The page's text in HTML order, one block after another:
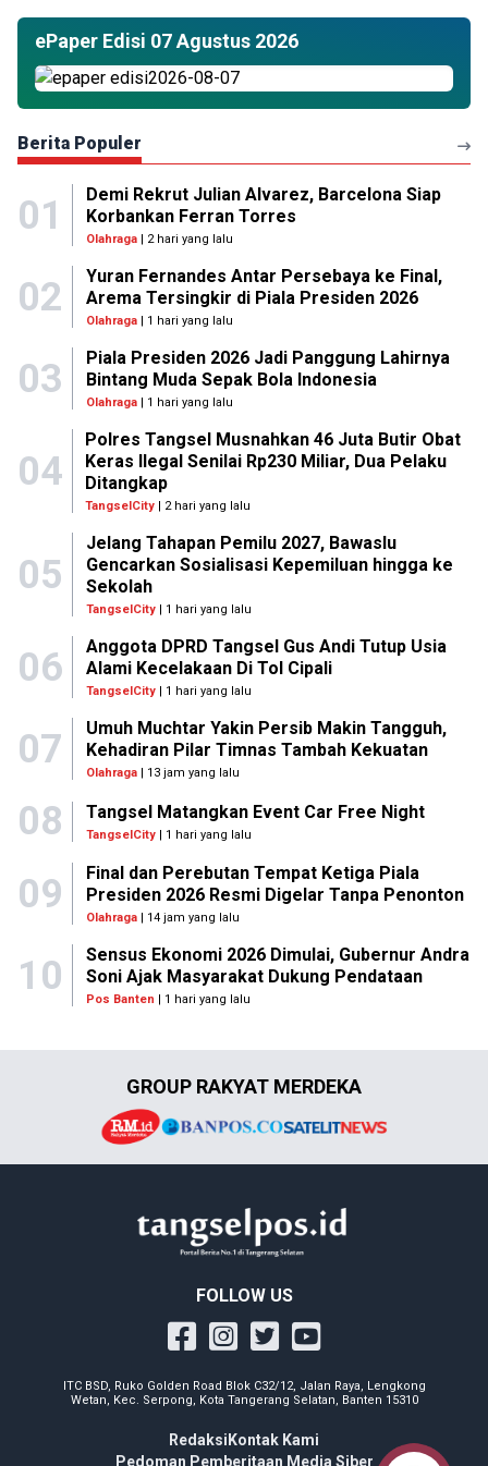
ePaper Edisi 07 Agustus 2026
Berita Populer
01
Demi Rekrut Julian Alvarez, Barcelona Siap
Korbankan Ferran Torres
Olahraga| 2 hari yang lalu
02
Yuran Fernandes Antar Persebaya ke Final,
Arema Tersingkir di Piala Presiden 2026
Olahraga| 1 hari yang lalu
03
Piala Presiden 2026 Jadi Panggung Lahirnya
Bintang Muda Sepak Bola Indonesia
Olahraga| 1 hari yang lalu
04
Polres Tangsel Musnahkan 46 Juta Butir Obat
Keras Ilegal Senilai Rp230 Miliar, Dua Pelaku
Ditangkap
TangselCity | 2 hari yang lalu
05
Jelang Tahapan Pemilu 2027, Bawaslu
Gencarkan Sosialisasi Kepemiluan hingga ke
Sekolah
TangselCity| 1 hari yang lalu
06
Anggota DPRD Tangsel Gus Andi Tutup Usia
Alami Kecelakaan Di Tol Cipali
TangselCity| 1 hari yang lalu
07
Umuh Muchtar Yakin Persib Makin Tangguh,
Kehadiran Pilar Timnas Tambah Kekuatan
Olahraga| 13 jam yang lalu
08 Tangsel Matangkan Event Car Free Night
TangselCity | 1 hari yang lalu
09
Final dan Perebutan Tempat Ketiga Piala
Presiden 2026 Resmi Digelar Tanpa Penonton
Olahraga| 14 jam yang lalu
10
Sensus Ekonomi 2026 Dimulai, Gubernur Andra
Soni Ajak Masyarakat Dukung Pendataan
Pos Banten | 1 hari yang lalu
GROUP RAKYAT MERDEKA
FOLLOW US
ITC BSD, Ruko Golden Road Blok C32/12, Jalan Raya, Lengkong
Wetan, Kec. Serpong, Kota Tangerang Selatan, Banten 15310
Redaksi Kontak Kami
Pedoman Pemberitaan Media Siber